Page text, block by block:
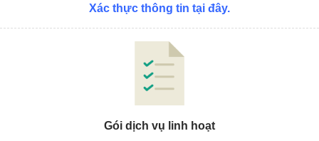
Xác thực thông tin tại đây.
Gói dịch vụ linh hoạt